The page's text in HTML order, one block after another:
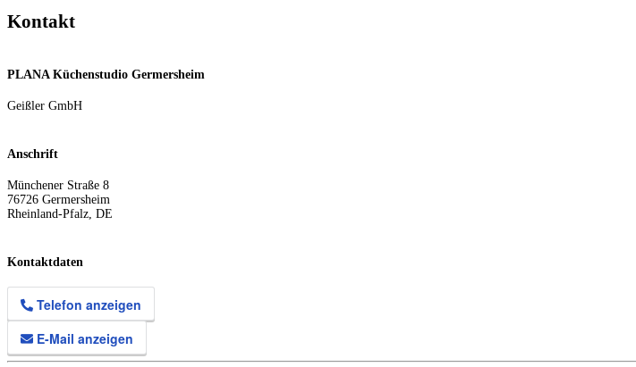
Kontakt
PLANA Küchenstudio Germersheim
Geißler GmbH
Anschrift
Münchener Straße 8
76726 Germersheim
Rheinland-Pfalz DE
Kontaktdaten
Telefon anzeigen
E-Mail anzeigen